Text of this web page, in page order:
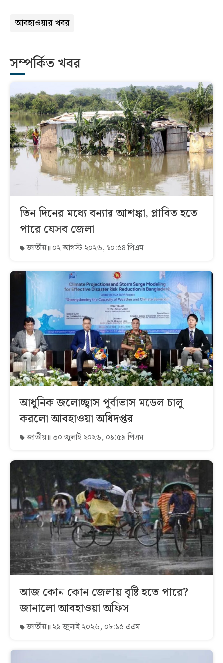
আবহাওয়ার খবর
সম্পর্কিত খবর
তিন দিনের মধ্যে বন্যার আশঙ্কা, প্লাবিত হতে
পারে যেসব জেলা
জাতীয় ০২ আগস্ট ২০২৬, ১০:৫৪ পিএম
আধুনিক জলোচ্ছ্বাস পূর্বাভাস মডেল চালু
করলো আবহাওয়া অধিদপ্তর
জাতীয় ৩০ জুলাই ২০২৬, ০৯:৫৯ পিএম
আজ কোন কোন জেলায় বৃষ্টি হতে পারে?
জানালো আবহাওয়া অফিস
জাতীয় ২৯ জুলাই ২০২৬, ০৮:১৫ এএম